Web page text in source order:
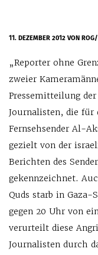
11. DEZEMBER 2012VON
„Reporter ohne
zweier
Pressemitteilung
Journalisten, die für
Fernsehsender Al-
gezielt von der
Berichten des
gekennzeichnet.
Quds starb in Gaza-
gegen 20 Uhr von
verurteilt diese
Journalisten durch